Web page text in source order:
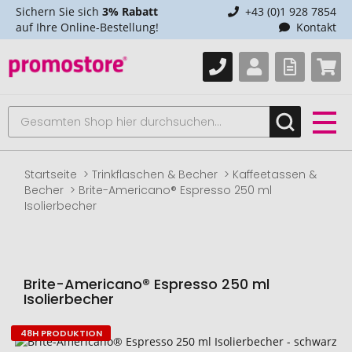
Sichern Sie sich 3% Rabatt
auf Ihre Online-Bestellung!
+43 (0)1 928 7854
Kontakt
Startseite Trinkflaschen & Becher
Kaffeetassen &
Becher
Brite-Americano® Espresso 250 ml
Isolierbecher
Brite-Americano® Espresso 250 ml
Isolierbecher
Zum
48H PRODUKTION